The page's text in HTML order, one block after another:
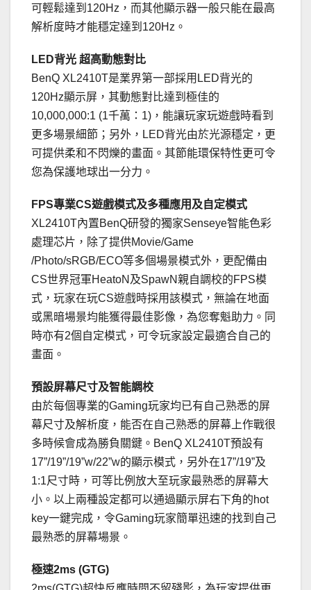
可輕鬆達到120Hz，而其他顯示器一般只能在最高
解析度時才能穩定達到120Hz。
LED背光 超高動態對比
BenQ XL2410T是業界第一部採用LED背光的
120Hz顯示屏，其動態對比達到極佳的
10,000,000:1 (1千萬：1)，能讓玩家玩遊戲時看到
更多場景細節；另外，LED背光由於光源穩定，更
可提供柔和不閃爍的畫面。其節能環保特性更可令
您為保護地球出一分力。
FPS專業CS遊戲模式及多種應用及自定模式
XL2410T內置BenQ研發的獨家Senseye智能色彩
處理芯片，除了提供Movie/Game
/Photo/sRGB/ECO等多個場景模式外，更配備由
CS世界冠軍HeatoN及SpawN親自調校的FPS模
式，玩家在玩CS遊戲時採用該模式，無論在地面
或黑暗場景均能獲得最佳影像，為您奪魁助力。同
時亦有2個自定模式，可令玩家設定最適合自己的
畫面。
預設屏幕尺寸及智能調校
由於每個專業的Gaming玩家均已有自己熟悉的屏
幕尺寸及解析度，能否在自己熟悉的屏幕上作戰很
多時候會成為勝負關鍵。BenQ XL2410T預設有
17”/19”/19”w/22”w的顯示模式，另外在17”/19”及
1:1尺寸時，可等比例放大至玩家最熟悉的屏幕大
小。以上兩種設定都可以通過顯示屏右下角的hot
key一鍵完成，令Gaming玩家簡單迅速的找到自己
最熟悉的屏幕場景。
極速2ms (GTG)